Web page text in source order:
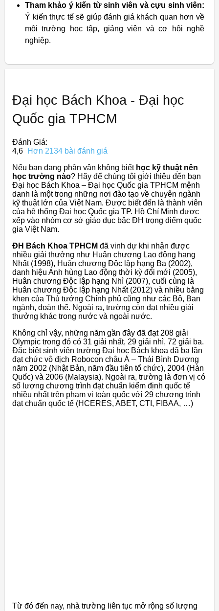
Tham khảo ý kiến từ sinh viên và cựu sinh viên:
Ý kiến thực tế sẽ giúp đánh giá khách quan hơn về
môi trường học tập, giảng viên và cơ hội nghề
nghiệp.
Đại học Bách Khoa - Đại học
Quốc gia TPHCM
Đánh Giá:
4,6
Hơn 2134 bài đánh giá
Nếu bạn đang phân vân không biếthọc kỹ thuật nên
học trường nào? Hãy để chúng tôi giới thiệu đến bạn
Đại học Bách Khoa – Đại học Quốc gia TPHCM mệnh
danh là một trong những nơi đào tạo về chuyên ngành
kỹ thuật lớn của Việt Nam. Được biết đến là thành viên
của hệ thống Đại học Quốc gia TP. Hồ Chí Minh được
xếp vào nhóm cơ sở giáo dục bậc ĐH trọng điểm quốc
gia Việt Nam.
ĐH Bách Khoa TPHCM đã vinh dự khi nhận được
nhiều giải thưởng như Huân chương Lao động hạng
Nhất (1998), Huân chương Độc lập hạng Ba (2002),
danh hiệu Anh hùng Lao động thời kỳ đổi mới (2005),
Huân chương Độc lập hạng Nhì (2007), cuối cùng là
Huân chương Độc lập hạng Nhất (2012) và nhiều bằng
khen của Thủ tướng Chính phủ cũng như các Bộ, Ban
ngành, đoàn thể. Ngoài ra, trường còn đạt nhiều giải
thưởng khác trong nước và ngoài nước.
Không chỉ vậy, những năm gần đây đã đạt 208 giải
Olympic trong đó có 31 giải nhất, 29 giải nhì, 72 giải ba.
Đặc biệt sinh viên trường Đại học Bách khoa đã ba lần
đạt chức vô địch Robocon châu Á – Thái Bình Dương
năm 2002 (Nhật Bản, năm đầu tiên tổ chức), 2004 (Hàn
Quốc) và 2006 (Malaysia). Ngoài ra, trường là đơn vị có
số lượng chương trình đạt chuẩn kiểm định quốc tế
nhiều nhất trên phạm vi toàn quốc với 29 chương trình
đạt chuẩn quốc tế (HCERES, ABET, CTI, FIBAA, …)
Từ đó đến nay, nhà trường liên tục mở rộng số lượng